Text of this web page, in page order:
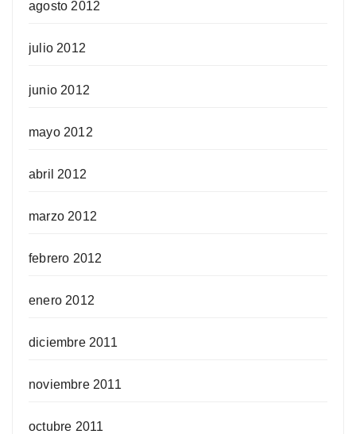
agosto 2012
julio 2012
junio 2012
mayo 2012
abril 2012
marzo 2012
febrero 2012
enero 2012
diciembre 2011
noviembre 2011
octubre 2011